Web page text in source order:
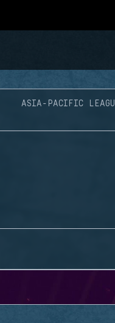
ASIA-PACIFIC